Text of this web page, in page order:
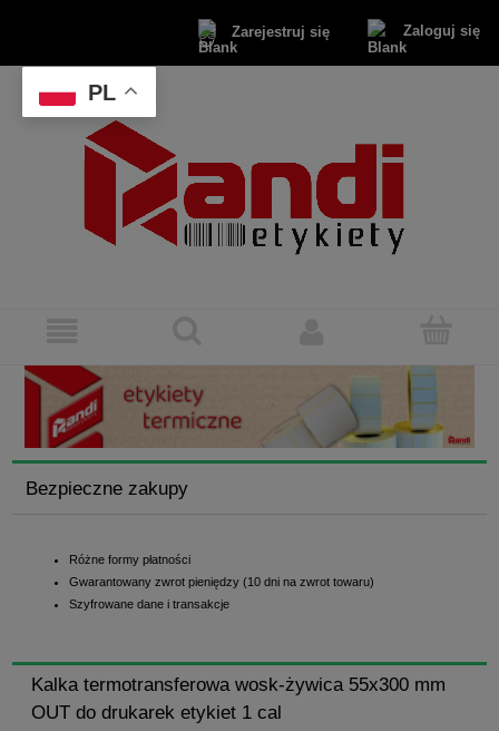
Zarejestruj się Zaloguj się
Bezpieczne zakupy
Różne formy płatności
Gwarantowany zwrot pieniędzy (10 dni na zwrot towaru)
Szyfrowane dane i transakcje
Kalka termotransferowa wosk-żywica 55x300 mm
OUT do drukarek etykiet 1 cal
PL